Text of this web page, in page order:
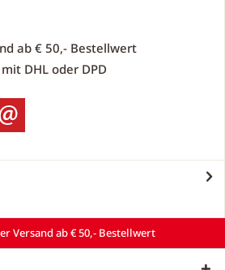
ab € 50,- Bestellwert
DHL oder DPD
Versand ab € 50,- Bestellwert